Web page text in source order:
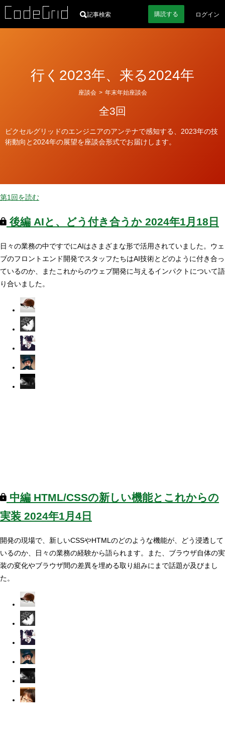
記事検索 購読する ログイン
行く2023年、来る2024年
ー
座談会 > 年末年始座談会
全3回
ピクセルグリッドのエンジニアのアンテナで感知する、2023年の技
術動向と2024年の展望を座談会形式でお届けします。
第1回を読む
後編 AIと、どう付き合うか 2024年1月18日
日々の業務の中ですでにAIはさまざまな形で活用されていました。ウェ
ブのフロントエンド開発でスタッフたちはAI技術とどのように付き合っ
ているのか、またこれからのウェブ開発に与えるインパクトについて語
り合いました。
中編 HTML/CSSの新しい機能とこれからの
実装 2024年1月4日
開発の現場で、新しいCSSやHTMLのどのような機能が、どう浸透して
いるのか、日々の業務の経験から語られます。また、ブラウザ自体の実
装の変化やブラウザ間の差異を埋める取り組みにまで話題が及びまし
た。